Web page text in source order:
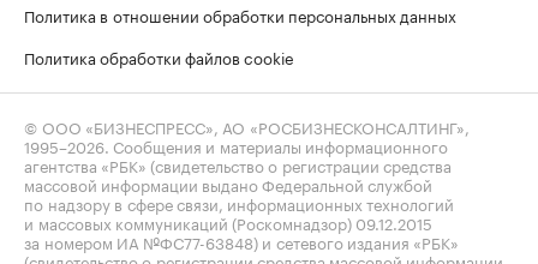
Политика в отношении обработки персональных данных
Политика обработки файлов cookie
© ООО «БИЗНЕСПРЕСС», АО «РОСБИЗНЕСКОНСАЛТИНГ»,
1995–2026 . Сообщения и материалы информационного
агентства «РБК» (свидетельство о регистрации средства
массовой информации выдано Федеральной службой
по надзору в сфере связи, информационных технологий
и массовых коммуникаций (Роскомнадзор) 09.12.2015
за номером ИА №ФС77-63848) и сетевого издания «РБК»